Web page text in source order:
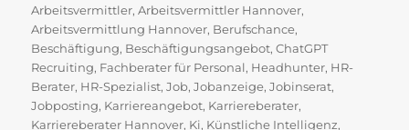
Arbeitsvermittler,Arbeitsvermittler Hannover,
Arbeitsvermittlung Hannover, Berufschance,
Beschäftigung, Beschäftigungsangebot,ChatGPT
Recruiting, Fachberater für Personal, Headhunter, HR-
Berater, HR-Spezialist,Job,Jobanzeige,Jobinserat,
Jobposting, Karriereangebot, Karriereberater,
Karriereberater Hannover, Ki, Künstliche Intelligenz,